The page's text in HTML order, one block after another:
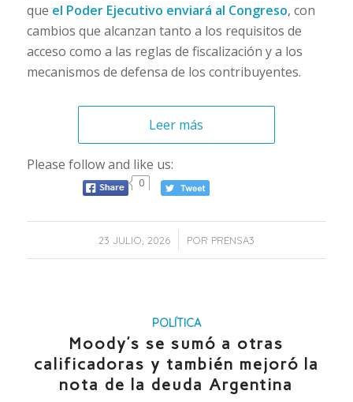
que el Poder Ejecutivo enviará al Congreso, con
cambios que alcanzan tanto a los requisitos de
acceso como a las reglas de fiscalización y a los
mecanismos de defensa de los contribuyentes.
Leer más
Please follow and like us:
0
23 JULIO, 2026
/ POR PRENSA3
POLÍTICA
Moody’s se sumó a otras
calificadoras y también mejoró la
nota de la deuda Argentina